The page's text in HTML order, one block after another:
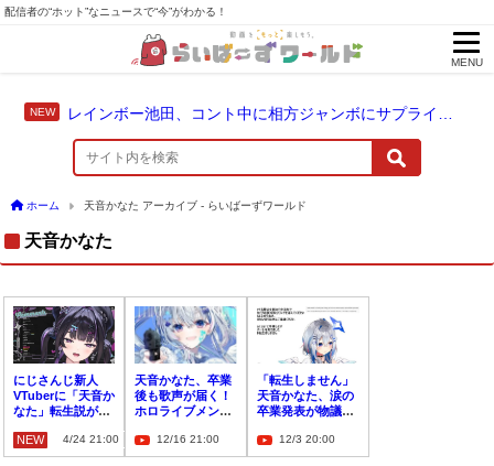
配信者の“ホット”なニュースで“今”がわかる！
MENU
ホーム 天音かなた アーカイブ - らいばーずワールド
天音かなた
にじさんじ新人
VTuberに「天音か
なた」転生説がX
声も多く矛盾点を
検証
NEW 4/24 21:00
天音かなた、卒業
後も歌声が届く！
ホロライブメンバ
た」続々投稿へ
12/16 21:00
「転生しません」
天音かなた、涙の
卒業発表が物議。
界の実態12/3 20:00